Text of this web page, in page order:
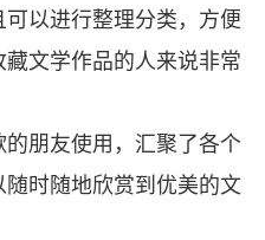
以进行整理分类，方便
文学作品的人来说非常
朋友使用，汇聚了各个
时随地欣赏到优美的文